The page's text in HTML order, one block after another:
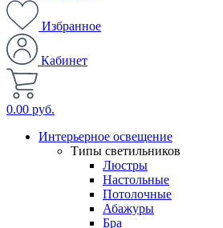
Избранное
Кабинет
0.00 руб.
Интерьерное освещение
Типы светильников
Люстры
Настольные
Потолочные
Абажуры
Бра